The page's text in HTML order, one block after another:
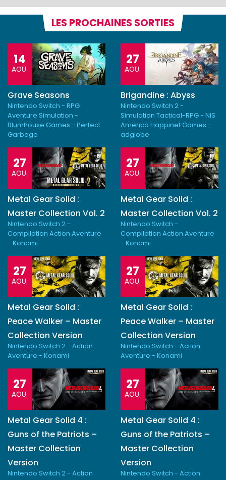
LES PROCHAINES SORTIES
14
AOU.
Grave Seasons
Nintendo Switch - RPG
Aventure Simulation -
Blumhouse Games - Perfect
Garbage
27
AOU.
Brigandine : Abyss
Nintendo Switch 2 -
Simulation Tactical-RPG - NIS
America Happinet Games -
adglobe
27
AOU.
Metal Gear Solid :
Master Collection Vol. 2
Nintendo Switch 2 -
Compilation Action Aventure
- Konami
27
AOU.
Metal Gear Solid :
Master Collection Vol. 2
Nintendo Switch -
Compilation Action Aventure
- Konami
27
AOU.
Metal Gear Solid :
Peace Walker – Master
Collection Version
Nintendo Switch 2 - Action
Aventure - Konami
27
AOU.
Metal Gear Solid :
Peace Walker – Master
Collection Version
Nintendo Switch - Action
Aventure - Konami
27
AOU.
Metal Gear Solid 4 :
Guns of the Patriots –
Master Collection
Version
Nintendo Switch 2 - Action
27
AOU.
Metal Gear Solid 4 :
Guns of the Patriots –
Master Collection
Version
Nintendo Switch - Action